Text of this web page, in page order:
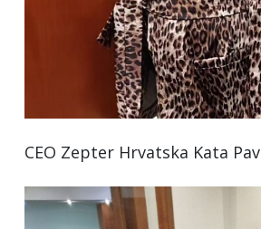
CEO Zepter Hrvatska Kata